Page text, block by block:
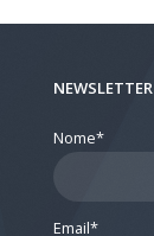
NEWSLETTER
Nome*
Email*